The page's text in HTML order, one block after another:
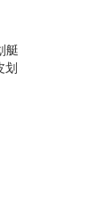
艇
划